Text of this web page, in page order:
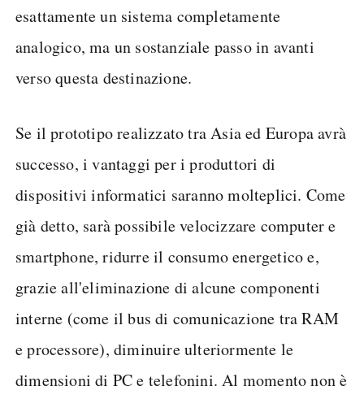
esattamente un sistema completamente
analogico, ma un sostanziale passo in avanti
verso questa destinazione.
Se il prototipo realizzato tra Asia ed Europa avrà
successo, i vantaggi per i produttori di
dispositivi informatici saranno molteplici. Come
già detto, sarà possibile velocizzare computer e
smartphone, ridurre il consumo energetico e,
grazie all'eliminazione di alcune componenti
interne (come il bus di comunicazione tra RAM
e processore), diminuire ulteriormente le
dimensioni di PC e telefonini. Al momento non è